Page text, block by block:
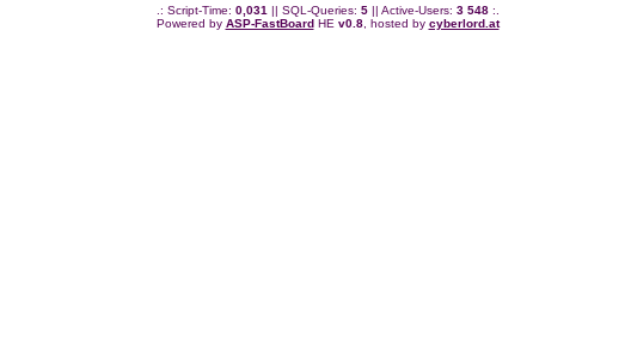
.: Script-Time: 0,031 || SQL-Queries: 5|| Active-Users: 3 548:.
Powered by ASP-FastBoardHE v0.8, hosted by cyberlord.at